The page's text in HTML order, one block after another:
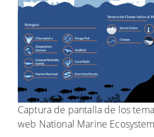
Captura de pantalla de los
web National Marine